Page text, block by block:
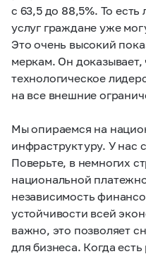
с 63,5 до 88,5%. То
услуг граждане уже
Это очень высокий
меркам. Он
технологическое
на все внешние
Мы опираемся на
инфраструктуру. У нас
Поверьте, в немногих
национальной
независимость
устойчивости всей
важно, это позволяет
для бизнеса. Когда